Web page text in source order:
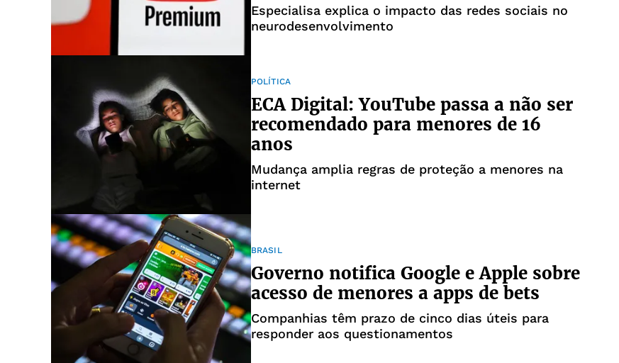
Especialisa explica o impacto das redes sociais no
neurodesenvolvimento
POLÍTICA
ECA Digital: YouTube passa a não ser
recomendado para menores de 16
anos
Mudança amplia regras de proteção a menores na
internet
BRASIL
Governo notifica Google e Apple sobre
acesso de menores a apps de bets
Companhias têm prazo de cinco dias úteis para
responder aos questionamentos